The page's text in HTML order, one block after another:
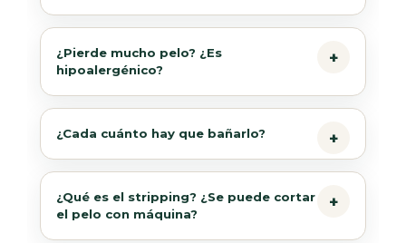
¿Pierde mucho pelo? ¿Es
hipoalergénico?
¿Cada cuánto hay que bañarlo?
¿Qué es el stripping? ¿Se puede cortar
el pelo con máquina?